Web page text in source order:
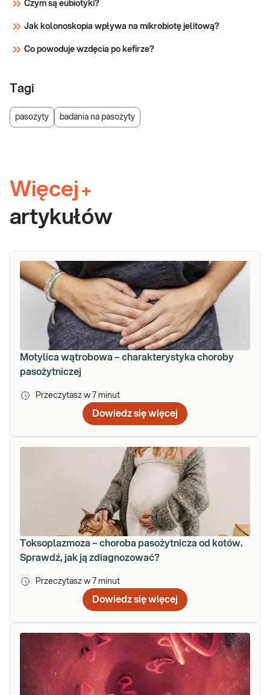
Czym są eubiotyki?
Jak kolonoskopia wpływa na mikrobiotę jelitową?
Co powoduje wzdęcia po kefirze?
Tagi
pasożyty badania na pasożyty
Więcej +
artykułów
Motylica wątrobowa – charakterystyka choroby
pasożytniczej
Przeczytasz w 7 minut
Dowiedz się więcej
Toksoplazmoza – choroba pasożytnicza od kotów.
Sprawdź, jak ją zdiagnozować?
Przeczytasz w 7 minut
Dowiedz się więcej